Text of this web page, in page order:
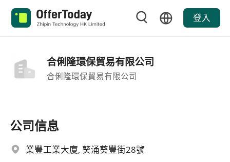
登入
合俐隆環保貿易有限公司
合俐隆環保貿易有限公司
公司信息
業豐工業大廈, 葵涌葵豐街28號